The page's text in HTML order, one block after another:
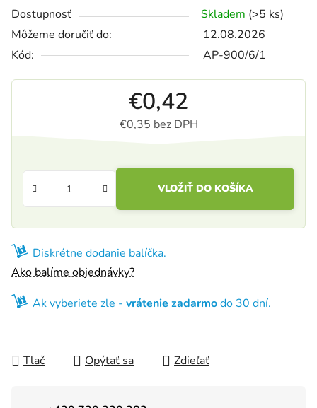
Dostupnosť Skladem (>5 ks)
Môžeme doručiť do:
12.08.2026
Kód:
AP-900/6/1
€0,42
€0,35 bez DPH
VLOŽIŤ DO KOŠÍKA
Diskrétne dodanie balíčka.
Ako balíme objednávky?
Ak vyberiete zle - vrátenie zadarmodo 30 dní.
Tlač Opýtať sa Zdieľať